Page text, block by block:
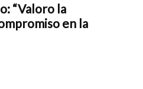
“Valoro la
en la